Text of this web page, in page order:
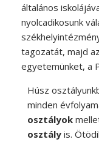
általános
nyolcadikosunk
tagozatát, majd
egyetemünket, a
Húsz
minden
osztályok
osztály is.